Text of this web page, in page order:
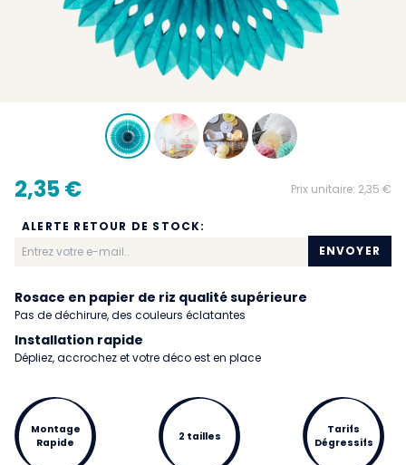
2,35 € Prix unitaire: 2,35 €
ALERTE RETOUR DE STOCK:
ENVOYER
Rosace en papier de riz qualité supérieure
Pas de déchirure, des couleurs éclatantes
Installation rapide
Dépliez, accrochez et votre déco est en place
Montage
Rapide
2 tailles
Tarifs
Dégressifs